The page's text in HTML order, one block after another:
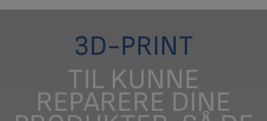
3D-PRINT
TIL KUNNE
REPARERE DINE